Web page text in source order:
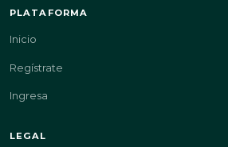
PLATAFORMA
Inicio
Regístrate
Ingresa
LEGAL